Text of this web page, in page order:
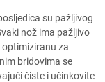
su pažljivog
nož ima pažljivo
za
bridovima se
čiste i učinkovite